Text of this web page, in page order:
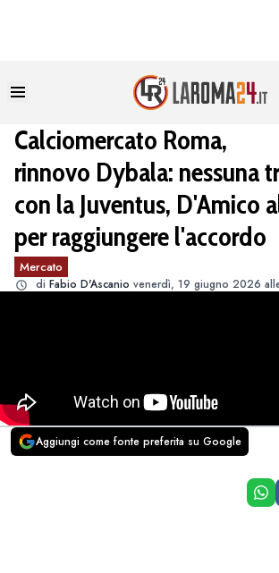
Calciomercato Roma,
rinnovo Dybala: nessuna
con la Juventus, D'Amico
per raggiungere l'accordo
Mercato
di Fabio D'Ascanio venerdì, 19 giugno 2026
Aggiungi come fonte preferita su Google